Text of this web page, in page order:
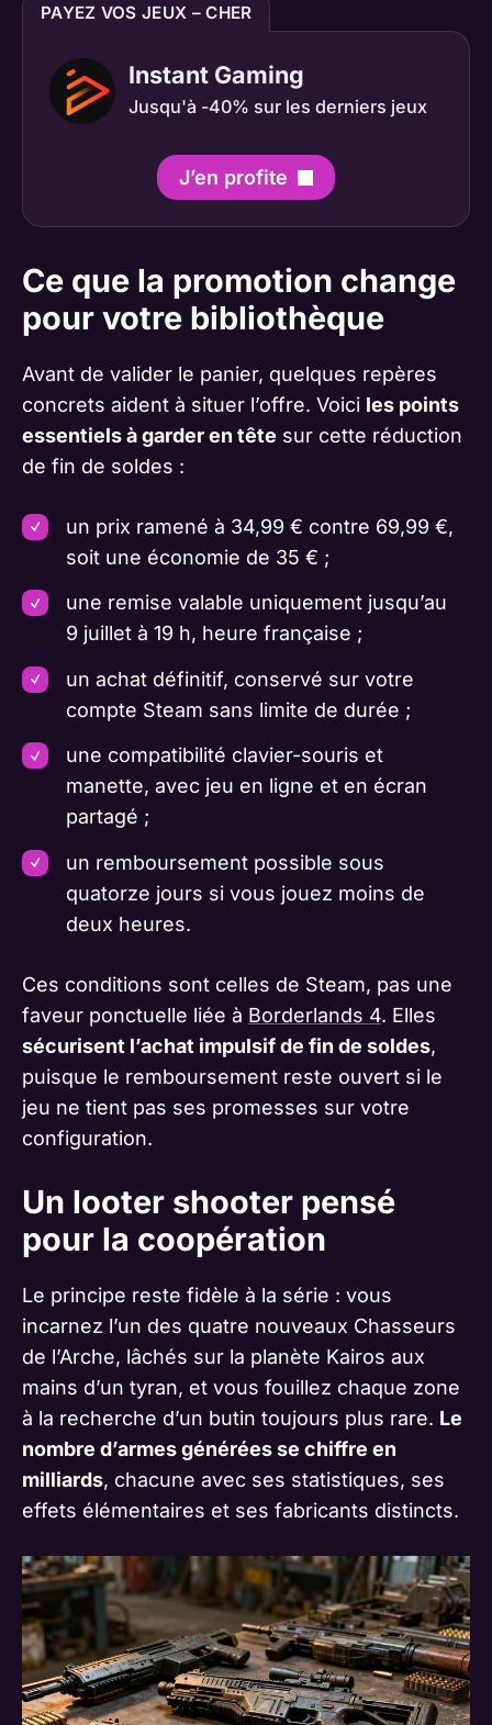
PAYEZ VOS JEUX – CHER
Instant Gaming
Jusqu'à -40% sur les derniers jeux
J’en profite
Ce que la promotion change
pour votre bibliothèque
Avant de valider le panier, quelques repères
concrets aident à situer l’offre. Voici les points
essentiels à garder en tête sur cette réduction
de fin de soldes :
un prix ramené à 34,99 € contre 69,99 €,
soit une économie de 35 € ;
une remise valable uniquement jusqu’au
9 juillet à 19 h, heure française ;
un achat définitif, conservé sur votre
compte Steam sans limite de durée ;
une compatibilité clavier-souris et
manette, avec jeu en ligne et en écran
partagé ;
un remboursement possible sous
quatorze jours si vous jouez moins de
deux heures.
Ces conditions sont celles de Steam, pas une
faveur ponctuelle liée à Borderlands 4. Elles
sécurisent l’achat impulsif de fin de soldes,
puisque le remboursement reste ouvert si le
jeu ne tient pas ses promesses sur votre
configuration.
Un looter shooter pensé
pour la coopération
Le principe reste fidèle à la série : vous
incarnez l’un des quatre nouveaux Chasseurs
de l’Arche, lâchés sur la planète Kairos aux
mains d’un tyran, et vous fouillez chaque zone
à la recherche d’un butin toujours plus rare. Le
nombre d’armes générées se chiffre en
milliards, chacune avec ses statistiques, ses
effets élémentaires et ses fabricants distincts.